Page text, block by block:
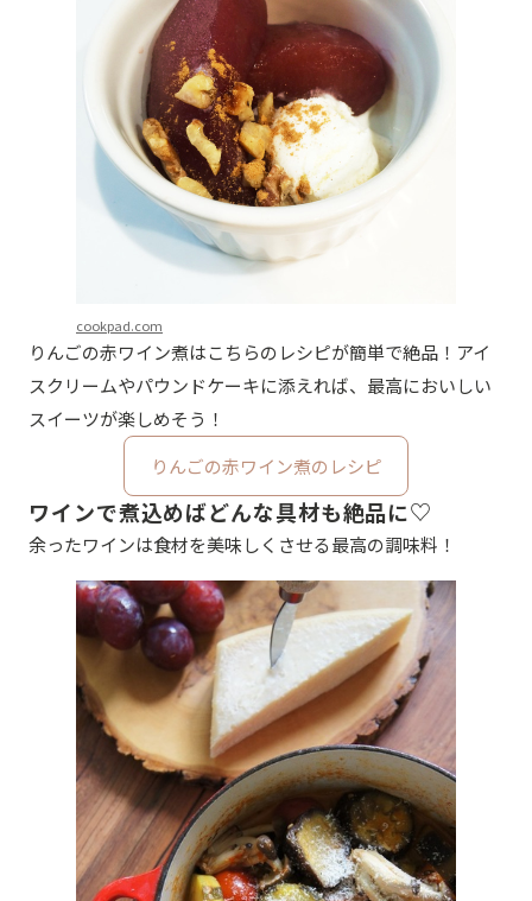
cookpad.com
りんごの赤ワイン煮はこちらのレシピが簡単で絶品！アイ
スクリームやパウンドケーキに添えれば、最高においしい
スイーツが楽しめそう！
りんごの赤ワイン煮のレシピ
ワインで煮込めばどんな具材も絶品に♡
余ったワインは食材を美味しくさせる最高の調味料！